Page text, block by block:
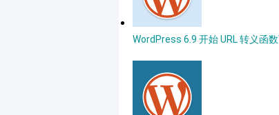
WordPress 6.9 开始 URL 转义函